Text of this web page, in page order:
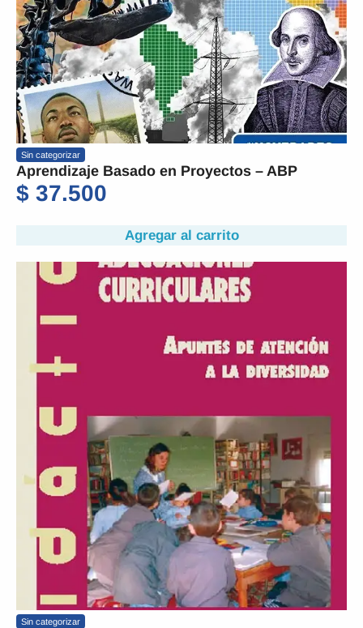
Sin categorizar
Aprendizaje Basado en Proyectos – ABP
$ 37.500
Agregar al carrito
Sin categorizar